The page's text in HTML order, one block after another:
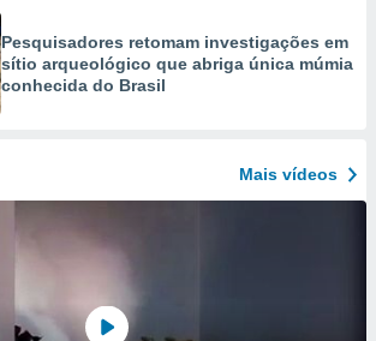
Pesquisadores retomam investigações em
sítio arqueológico que abriga única múmia
conhecida do Brasil
Mais vídeos